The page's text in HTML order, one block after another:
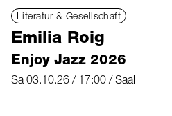
Literatur & Gesellschaft
Emilia Roig
Enjoy Jazz 2026
Sa 03.10.26 / 17:00 / Saal